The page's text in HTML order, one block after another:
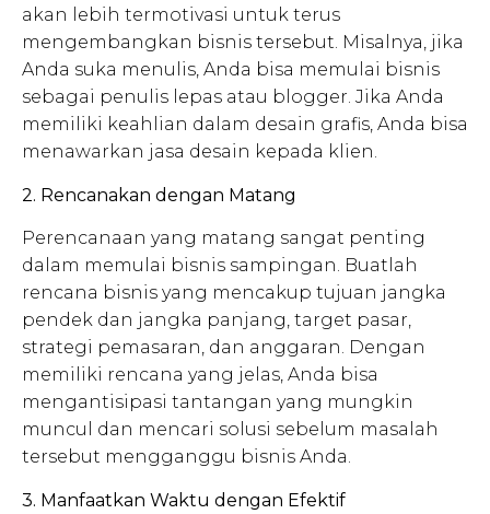
akan lebih termotivasi untuk terus
mengembangkan bisnis tersebut. Misalnya, jika
Anda suka menulis, Anda bisa memulai bisnis
sebagai penulis lepas atau blogger. Jika Anda
memiliki keahlian dalam desain grafis, Anda bisa
menawarkan jasa desain kepada klien.
2. Rencanakan dengan Matang
Perencanaan yang matang sangat penting
dalam memulai bisnis sampingan. Buatlah
rencana bisnis yang mencakup tujuan jangka
pendek dan jangka panjang, target pasar,
strategi pemasaran, dan anggaran. Dengan
memiliki rencana yang jelas, Anda bisa
mengantisipasi tantangan yang mungkin
muncul dan mencari solusi sebelum masalah
tersebut mengganggu bisnis Anda.
3. Manfaatkan Waktu dengan Efektif